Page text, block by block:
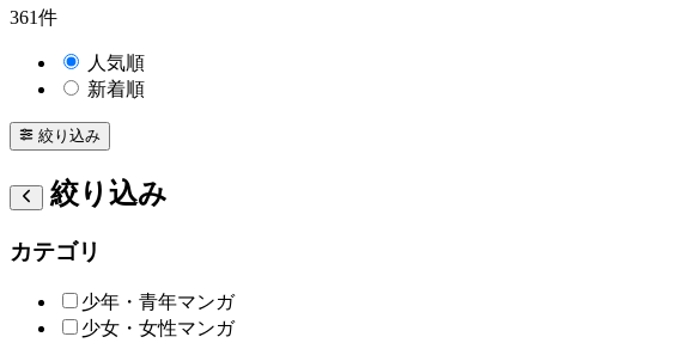
361件
人気順
新着順
絞り込み
絞り込み
カテゴリ
少年・青年マンガ
少女・女性マンガ